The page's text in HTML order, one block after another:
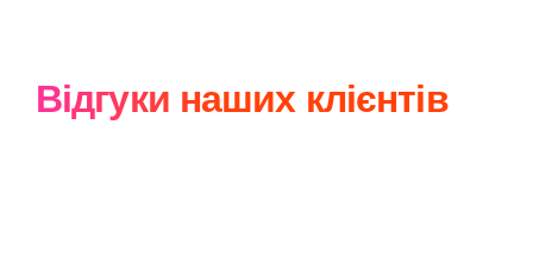
Відгуки наших клієнтів